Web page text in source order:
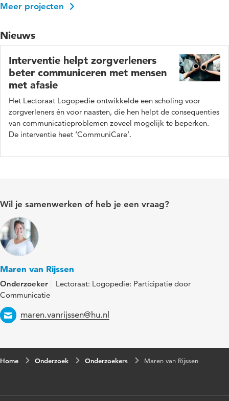
Meer projecten
Nieuws
Interventie helpt zorgverleners
beter communiceren met mensen
met afasie
Het Lectoraat Logopedie ontwikkelde een scholing voor
zorgverleners én voor naasten, die hen helpt de consequenties
van communicatieproblemen zoveel mogelijk te beperken.
De interventie heet ‘CommuniCare’.
Wil je samenwerken of heb je een vraag?
Maren van Rijssen
Onderzoeker
Lectoraat: Logopedie: Participatie door
Communicatie
Email
maren.vanrijssen@hu.nl
Home Onderzoek Onderzoekers Maren van Rijssen